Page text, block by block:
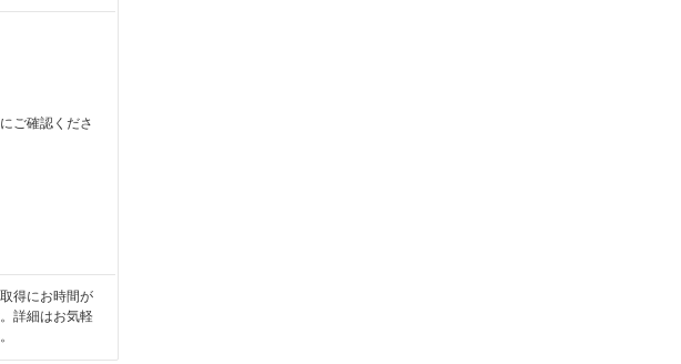
ご確認くださ
得にお時間が
詳細はお気軽